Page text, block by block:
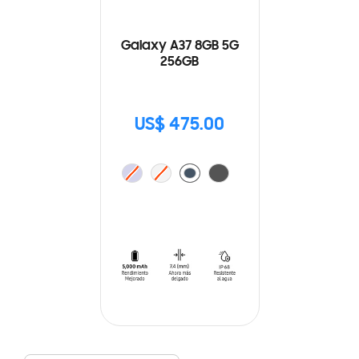
Galaxy A37 8GB 5G
256GB
US$ 475.00